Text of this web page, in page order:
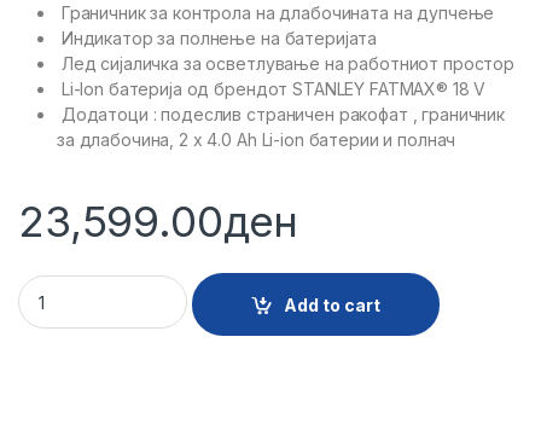
Граничник за контрола на длабочината на дупчење
Индикатор за полнење на батеријата
Лед сијаличка за осветлување на работниот простор
Li-Ion батерија од брендот STANLEY FATMAX® 18 V
Додатоци : подеслив страничен ракофат , граничник
за длабочина, 2 x 4.0 Ah Li-ion батерии и полнач
23,599.00ден
18061 - AKU.ELEK.PNEV.CEKAN SDS+2x4AX FMCD900M2S
Add to cart